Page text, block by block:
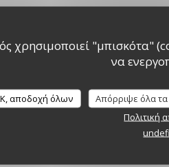
χρησιμοποιεί "μπισκότα"
να
αποδοχή όλων Απόρριψε όλα
Πολιτική